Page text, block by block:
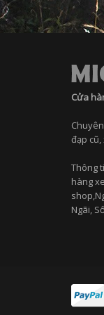
Cửa
đạp cũ,
Thông
hàng
Ngãi,